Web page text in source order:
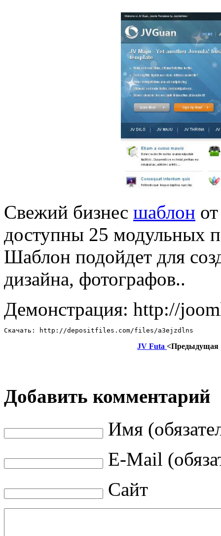
Свежий бизнес шаблон
доступны 25 модульных
Шаблон подойдет для
дизайна, фотографов..
Демонстрация: http://
Скачать: http://depositfiles.com/files/a3ejzdlns
JV Futa <Предыдущая
Добавить комментарий
Имя
E-Mail
Сайт